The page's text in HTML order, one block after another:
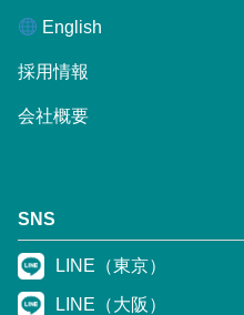
English
採用情報
会社概要
SNS
LINE（東京）
LINE（大阪）